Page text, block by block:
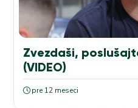
Zvezdaši,
(VIDEO)
pre 12 meseci